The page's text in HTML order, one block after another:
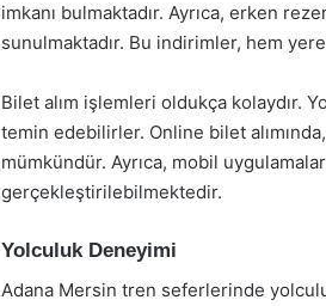
imkanı bulmaktadır. Ayrıca, erken
sunulmaktadır. Bu indirimler, hem
Bilet alım işlemleri oldukça kolaydır.
temin edebilirler. Online bilet
mümkündür. Ayrıca, mobil
gerçekleştirilebilmektedir.
Yolculuk Deneyimi
Adana Mersin tren seferlerinde